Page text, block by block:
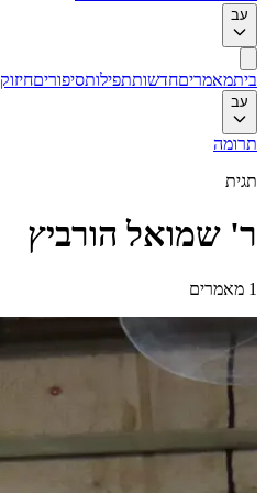
עב
ביתמאמריםחדשותתפילותסיפוריםחיזוק
עב
תרומה
תגית
ר' שמואל הורביץ
1 מאמרים